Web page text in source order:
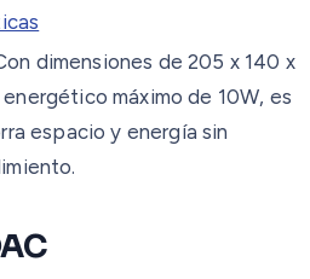
dimensiones de 205 x 140 x
energético máximo de 10W, es
espacio y energía sin